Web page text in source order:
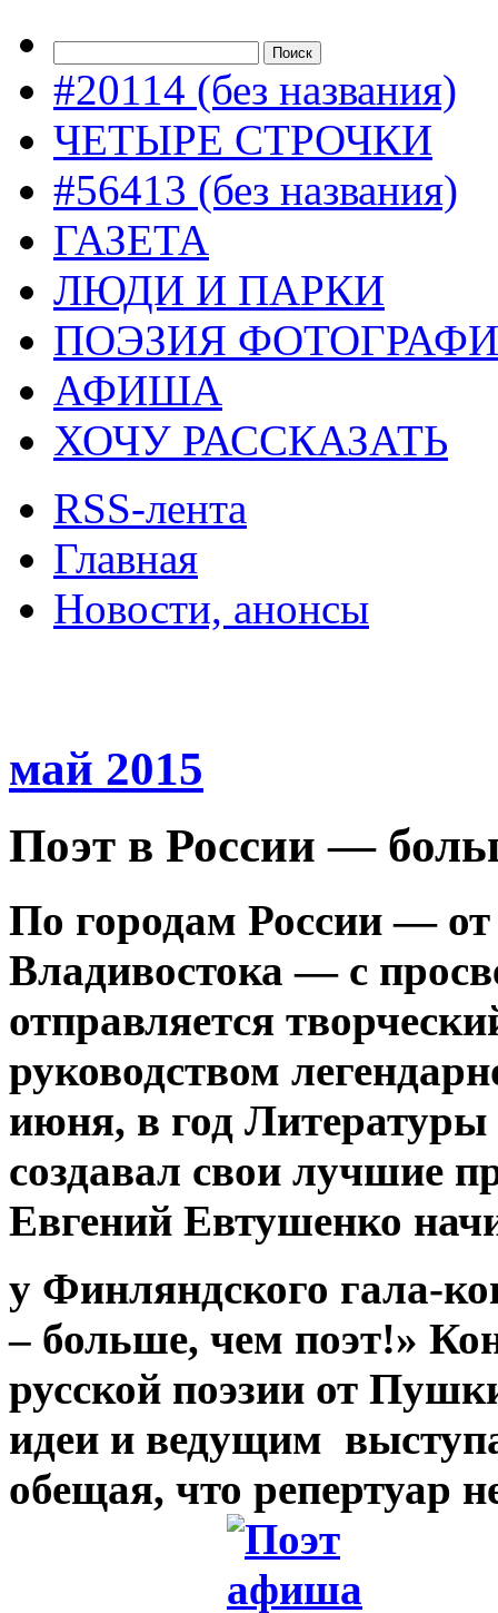
#20114 (без названия)
ЧЕТЫРЕ СТРОЧКИ
#56413 (без названия)
ГАЗЕТА
ЛЮДИ И ПАРКИ
ПОЭЗИЯ
АФИША
ХОЧУ РАССКАЗАТЬ
RSS-лента
Главная
Новости, анонсы
май 2015
Поэт в России —
По городам России —
Владивостока — с
отправляется
руководством
июня, в год Литературы
создавал свои лучшие
Евгений Евтушенко
у Финляндского гала-
– больше, чем поэт!»
русской поэзии от
идеи и ведущим
обещая, что репертуар